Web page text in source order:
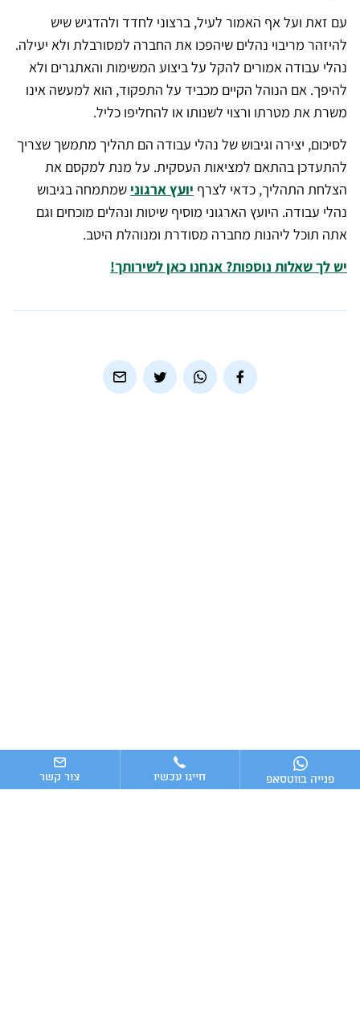
עם זאת ועל אף האמור לעיל, ברצוני לחדד ולהדגיש שיש
להיזהר מריבוי נהלים שיהפכו את החברה למסורבלת ולא יעילה.
נהלי עבודה אמורים להקל על ביצוע המשימות והאתגרים ולא
להיפך. אם הנוהל הקיים מכביד על התפקוד, הוא למעשה אינו
משרת את מטרתו ורצוי לשנותו או להחליפו כליל.
לסיכום, יצירה וגיבוש של נהלי עבודה הם תהליך מתמשך שצריך
להתעדכן בהתאם למציאות העסקית. על מנת למקסם את
הצלחת התהליך, כדאי לצרף יועץ ארגוני שמתמחה בגיבוש
נהלי עבודה. היועץ הארגוני מוסיף שיטות ונהלים מוכחים וגם
אתה תוכל ליהנות מחברה מסודרת ומנוהלת היטב.
יש לך שאלות נוספות? אנחנו כאן לשירותך!
פנייה בווטסאפ חייגו עכשיו צור קשר